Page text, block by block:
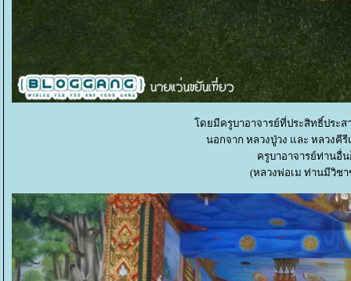
ดยมีครูบาอาจารย์ที่ประสิทธิ์ประส
นอกจาก หลวงปู่วง และ หลวงคี
ครูบาอาจารย์ท่านอื่
(หลวงพ่อเม ท่านมีวิช